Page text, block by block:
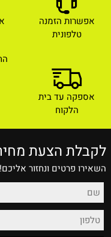
אפשרות הזמנה
טלפונית
אספקה עד בית
הלקוח
לקבלת הצעת
השאירו פרטים ונחזור אליכם!